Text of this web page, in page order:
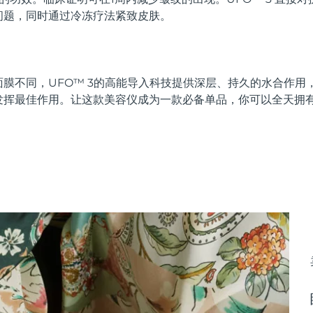
，同时通过冷冻疗法紧致皮肤。
不同，UFO™ 3的高能导入科技提供深层、持久的水合作用
最佳作用。让这款美容仪成为一款必备单品，你可以全天拥